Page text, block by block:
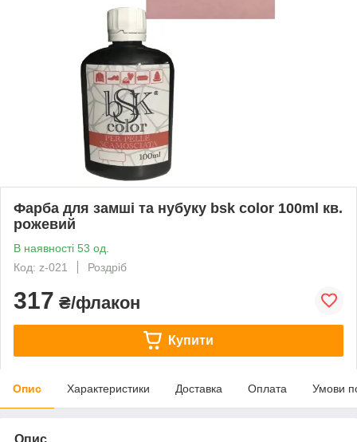
Фарба для замші та нубуку bsk color 100ml кв.
рожевий
В наявності 53 од.
Код: z-021
Роздріб
317 ₴/флакон
Купити
Опис Характеристики Доставка Оплата Умови
Опис